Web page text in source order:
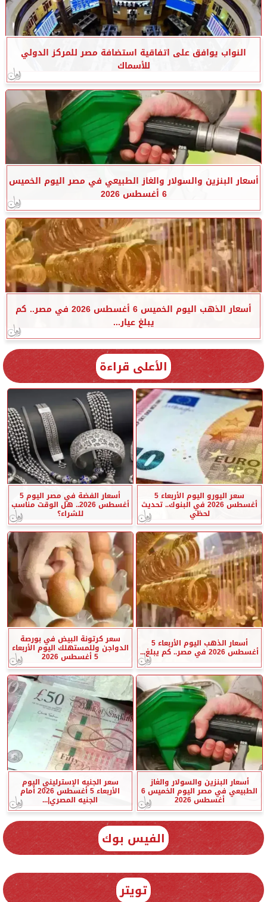
النواب يوافق على اتفاقية استضافة مصر للمركز الدولي
للأسماك
أسعار البنزين والسولار والغاز الطبيعي في مصر اليوم الخميس
6 أغسطس 2026
أسعار الذهب اليوم الخميس 6 أغسطس 2026 في مصر.. كم
يبلغ عيار...
الأعلى قراءة
سعر اليورو اليوم الأربعاء 5
أغسطس 2026 في البنوك.. تحديث
لحظي
أسعار الفضة في مصر اليوم 5
أغسطس 2026.. هل الوقت مناسب
للشراء؟
أسعار الذهب اليوم الأربعاء 5
أغسطس 2026 في مصر.. كم يبلغ...
سعر كرتونة البيض في بورصة
الدواجن وللمستهلك اليوم الأربعاء
5 أغسطس 2026
أسعار البنزين والسولار والغاز
الطبيعي في مصر اليوم الخميس 6
أغسطس 2026
سعر الجنيه الإسترليني اليوم
الأربعاء 5 أغسطس 2026 أمام
الجنيه المصري|...
الفيس بوك
تويتر